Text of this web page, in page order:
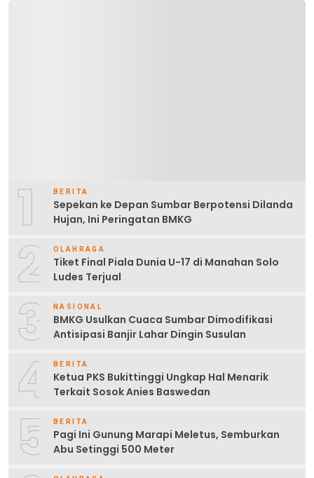
1 BERITA
Sepekan ke Depan Sumbar Berpotensi Dilanda
Hujan, Ini Peringatan BMKG
2 OLAHRAGA
Tiket Final Piala Dunia U-17 di Manahan Solo
Ludes Terjual
3 NASIONAL
BMKG Usulkan Cuaca Sumbar Dimodifikasi
Antisipasi Banjir Lahar Dingin Susulan
4 BERITA
Ketua PKS Bukittinggi Ungkap Hal Menarik
Terkait Sosok Anies Baswedan
5 BERITA
Pagi Ini Gunung Marapi Meletus, Semburkan
Abu Setinggi 500 Meter